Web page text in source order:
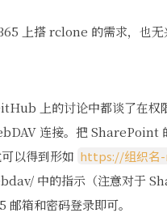
上搭 rclone 的需求，也无
上的讨论中都谈了在权
连接。把
以得到形如 https://组织名
中的指示（注意对于
箱和密码登录即可。